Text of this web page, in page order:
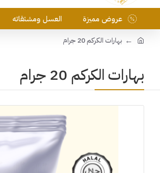
عروض مميزة العسل ومشتقاته
بهارات الكركم 20 جرام
بهارات الكركم 20 جرام